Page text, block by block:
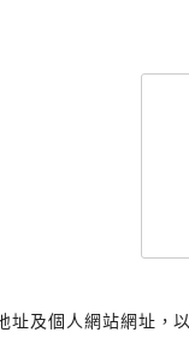
址及個人網站網址，